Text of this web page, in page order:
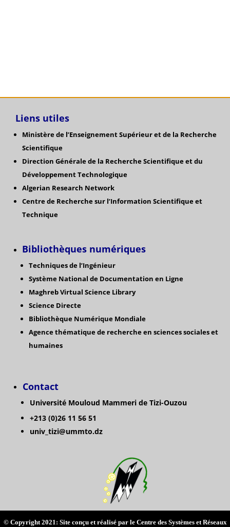
Liens utiles
Ministère de l’Enseignement Supérieur et de la Recherche
Scientifique
Direction Générale de la Recherche Scientifiqueet du
Développement Technologique
Algerian Research Network
Centre de Recherche sur l’Information Scientifique et
Technique
Bibliothèques numériques
Techniques de l’Ingénieur
Système National de Documentation en Ligne
Maghreb Virtual Science Library
Science Directe
Bibliothèque Numérique Mondiale
Agence thématique de recherche en sciences sociales et
humaines
Contact
Université Mouloud Mammeri de Tizi-Ouzou
+213 (0)26 11 56 51
univ_tizi@ummto.dz
© Copyright 2021: Site conçu et réalisé par le Centre des Systèmes et Réseaux